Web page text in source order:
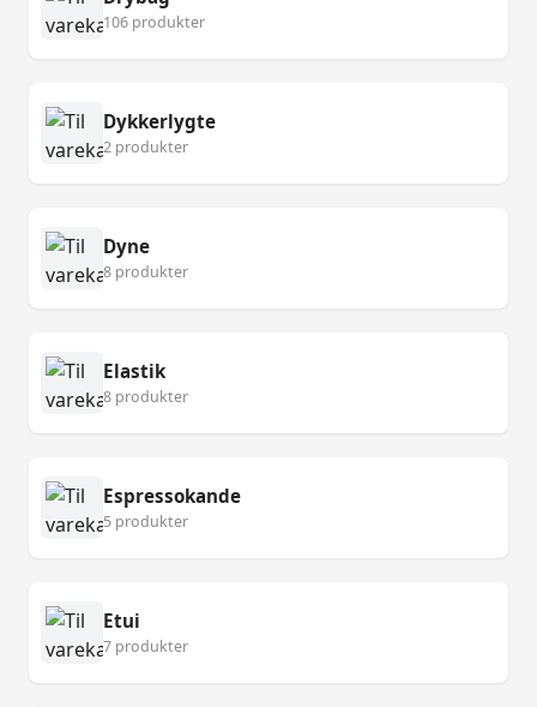
106 produkter
Dykkerlygte
2 produkter
Dyne
8 produkter
Elastik
8 produkter
Espressokande
5 produkter
Etui
7 produkter